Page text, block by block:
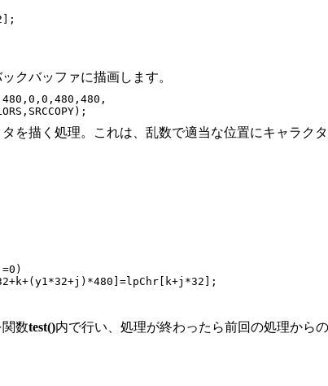
クバッファに描画します。
を描く処理。これは、乱数で適当な位置にキャラクタ
数test()内で行い、処理が終わったら前回の処理から